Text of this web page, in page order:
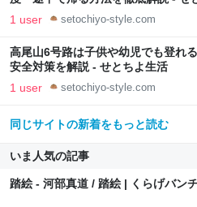
1 user setochiyo-style.com
高尾山6号路は子供や幼児でも登れ
安全対策を解説 - せとちよ生活
1 user setochiyo-style.com
同じサイトの新着をもっと読む
いま人気の記事
踏絵 - 河部真道 / 踏絵 | くらげバン